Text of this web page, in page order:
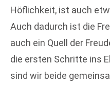
Höflichkeit, ist auch
Auch dadurch ist die
auch ein Quell der
die ersten Schritte ins
sind wir beide